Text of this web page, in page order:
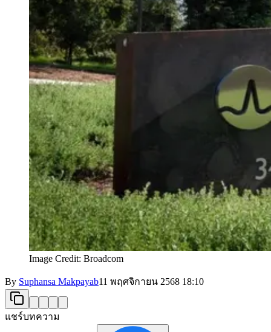
Image Credit: Broadcom
By Suphansa Makpayab11 พฤศจิกายน 2568 18:10
แชร์บทความ